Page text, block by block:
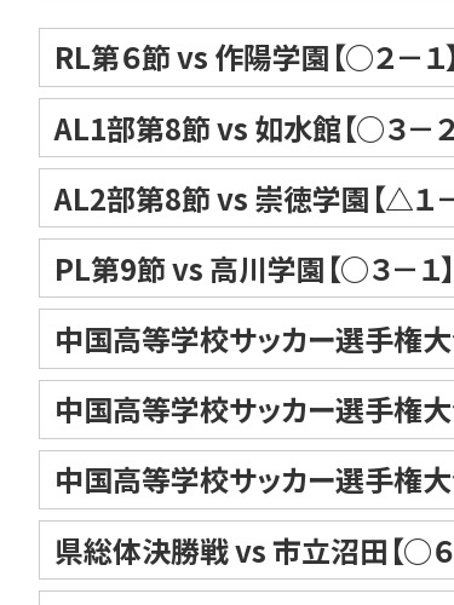
RL第６節 vs 作陽学園【○２－１】
AL1部第8節 vs 如水館【○３－２
AL2部第8節 vs 崇徳学園【△１－
PL第9節 vs 高川学園【○３－１】
中国高等学校サッカー選手権
中国高等学校サッカー選手権
中国高等学校サッカー選手権
県総体決勝戦 vs 市立沼田【○６